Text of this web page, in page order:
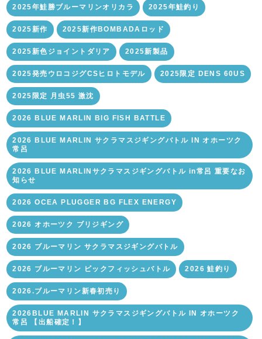
2025年鮭勝ブルーマリンオリカラ 2025年鮭釣り
2025新作 2025新作BOMBADAロッド
2025新色ジョイントダリア 2025新製品
2025発売ウロコジグCSヒロトモデル 2025限定 DENS 60US
2025限定 月虫55 激沈
2026 BLUE MARLIN BIG FISH BATTLE
2026 BLUE MARLIN サクラマスジギングバトル IN オホーツク
常呂
2026 BLUE MARLINサクラマスジギングバトル in常呂 重要なお
知らせ
2026 OCEA PLUGGER BG FLEX ENERGY
2026 オホーツク ブリジギング
2026 ブルーマリン サクラマスジギングバトル
2026 ブルーマリン ビックフィッシュバトル 2026 鮭釣り
2026.ブルーマリン新春初売り
2026BLUE MARLIN サクラマスジギングバトル IN オホーツク
常呂 【出船確定！】